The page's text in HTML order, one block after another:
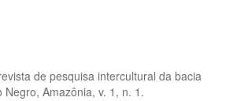
de pesquisa intercultural da bacia
Negro, Amazônia, v. 1, n. 1.